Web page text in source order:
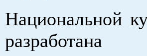
Национальной